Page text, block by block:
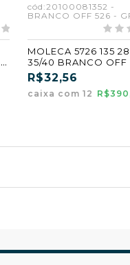
cód:20100081352 -
BRANCO OFF 526 -
MOLECA 5726 135
35/40 BRANCO OFF
R$32,56
caixa com 12